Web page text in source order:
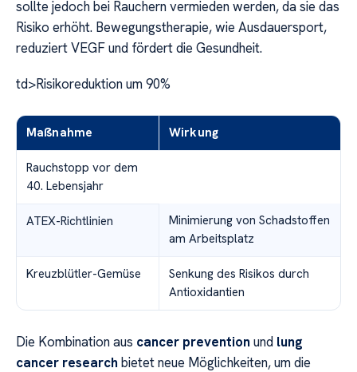
sollte jedoch bei Rauchern vermieden werden, da sie das
Risiko erhöht. Bewegungstherapie, wie Ausdauersport,
reduziert VEGF und fördert die Gesundheit.
td>Risikoreduktion um 90%
Maßnahme Wirkung
Rauchstopp vor dem
40. Lebensjahr
ATEX-Richtlinien
Minimierung von Schadstoffen
am Arbeitsplatz
Kreuzblütler-Gemüse
Senkung des Risikos durch
Antioxidantien
Die Kombination aus cancer prevention und lung
cancer research bietet neue Möglichkeiten, um die